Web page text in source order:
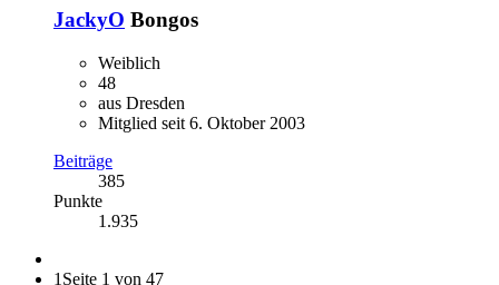
JackyO Bongos
Weiblich
48
aus Dresden
Mitglied seit 6. Oktober 2003
Beiträge
385
Punkte
1.935
1 Seite 1 von 47